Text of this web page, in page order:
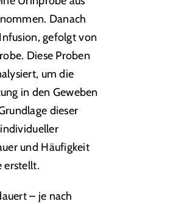
Danach
gefolgt von
Diese Proben
um die
in den Geweben
dieser
und Häufigkeit
erstellt.
– je nach